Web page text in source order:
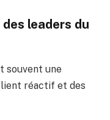
leaders du
souvent une
réactif et des